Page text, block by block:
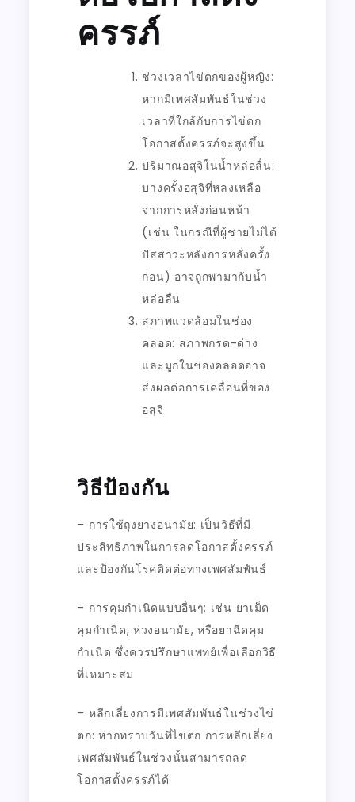
ครรภ์
ช่วงเวลาไข่ตกของผู้หญิง:
หากมีเพศสัมพันธ์ในช่วง
เวลาที่ใกล้กับการไข่ตก
โอกาสตั้งครรภ์จะสูงขึ้น
ปริมาณอสุจิในน้ำหล่อลื่น:
บางครั้งอสุจิที่หลงเหลือ
จากการหลั่งก่อนหน้า
(เช่น ในกรณีที่ผู้ชายไม่ได้
ปัสสาวะหลังการหลั่งครั้ง
ก่อน) อาจถูกพามากับน้ำ
หล่อลื่น
สภาพแวดล้อมในช่อง
คลอด: สภาพกรด-ด่าง
และมูกในช่องคลอดอาจ
ส่งผลต่อการเคลื่อนที่ของ
อสุจิ
วิธีป้องกัน
– การใช้ถุงยางอนามัย: เป็นวิธีที่มี
ประสิทธิภาพในการลดโอกาสตั้งครรภ์
และป้องกันโรคติดต่อทางเพศสัมพันธ์
– การคุมกำเนิดแบบอื่นๆ: เช่น ยาเม็ด
คุมกำเนิด,ห่วงอนามัย,หรือยาฉีดคุม
กำเนิด ซึ่งควรปรึกษาแพทย์เพื่อเลือกวิธี
ที่เหมาะสม
– หลีกเลี่ยงการมีเพศสัมพันธ์ในช่วงไข่
ตก: หากทราบวันที่ไข่ตก การหลีกเลี่ยง
เพศสัมพันธ์ในช่วงนั้นสามารถลด
โอกาสตั้งครรภ์ได้